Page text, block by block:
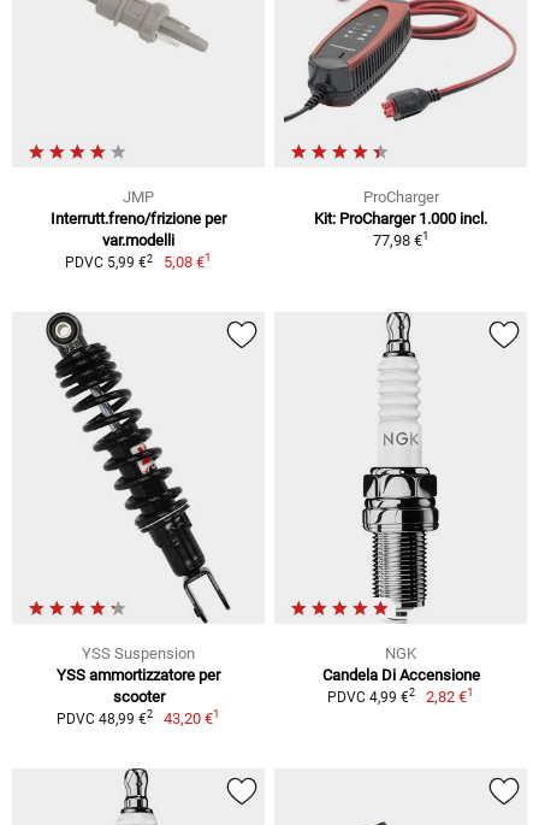
JMP
Interrutt.freno/frizione per
var.modelli
PDVC 5,99 €2 5,08 €1
ProCharger
Kit: ProCharger 1.000 incl.
77,98 €1
YSS Suspension
YSS ammortizzatore per
scooter
PDVC 48,99 €2 43,20 €1
NGK
Candela Di Accensione
PDVC 4,99 €2 2,82 €1